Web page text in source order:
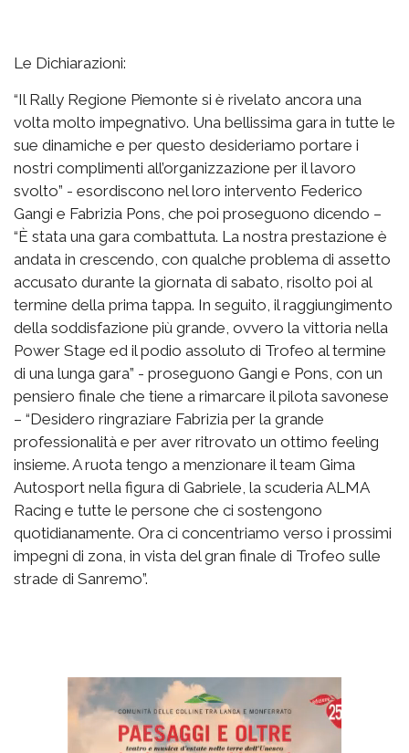
Le Dichiarazioni:
“Il Rally Regione Piemonte si è rivelato ancora una
volta molto impegnativo. Una bellissima gara in tutte le
sue dinamiche e per questo desideriamo portare i
nostri complimenti all’organizzazione per il lavoro
svolto” - esordiscono nel loro intervento Federico
Gangi e Fabrizia Pons, che poi proseguono dicendo –
“È stata una gara combattuta. La nostra prestazione è
andata in crescendo, con qualche problema di assetto
accusato durante la giornata di sabato, risolto poi al
termine della prima tappa. In seguito, il raggiungimento
della soddisfazione più grande, ovvero la vittoria nella
Power Stage ed il podio assoluto di Trofeo al termine
di una lunga gara” - proseguono Gangi e Pons, con un
pensiero finale che tiene a rimarcare il pilota savonese
– “Desidero ringraziare Fabrizia per la grande
professionalità e per aver ritrovato un ottimo feeling
insieme. A ruota tengo a menzionare il team Gima
Autosport nella figura di Gabriele, la scuderia ALMA
Racing e tutte le persone che ci sostengono
quotidianamente. Ora ci concentriamo verso i prossimi
impegni di zona, in vista del gran finale di Trofeo sulle
strade di Sanremo”.